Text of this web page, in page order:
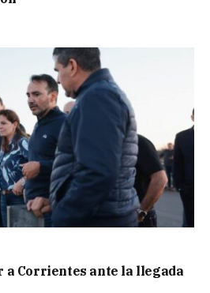
a Corrientes ante la llegada